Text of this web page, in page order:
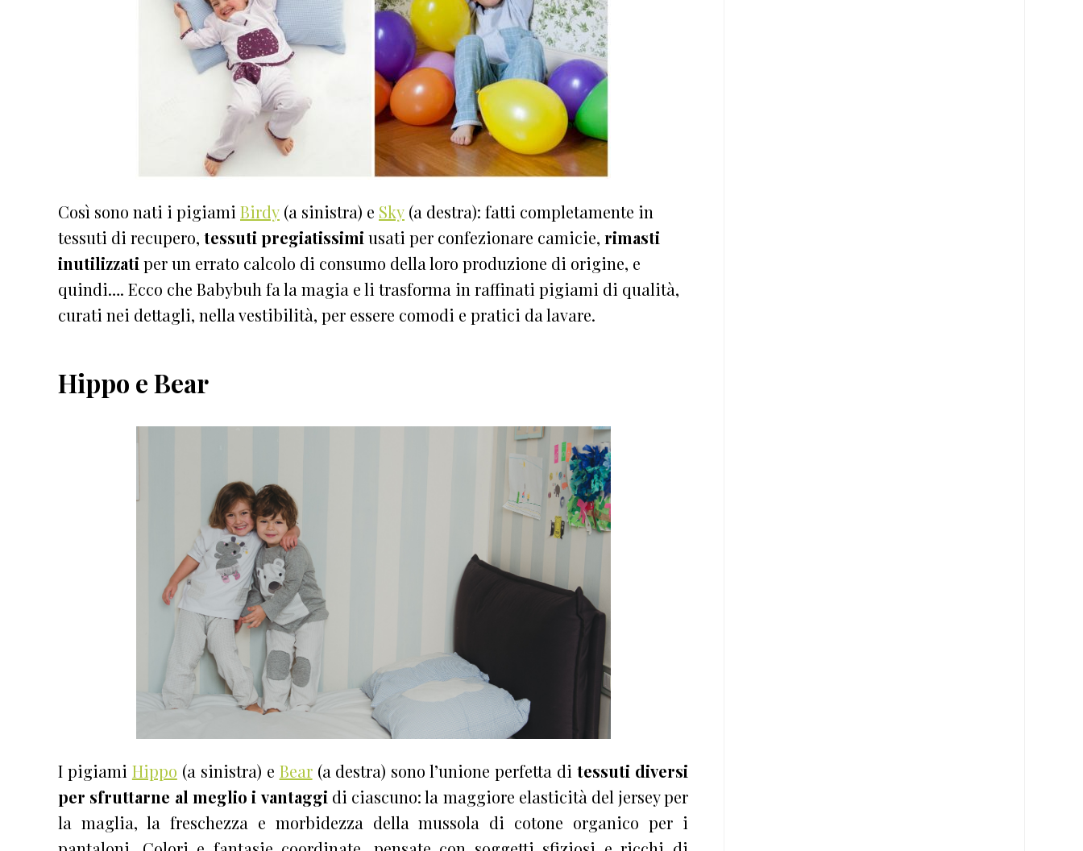
Così sono nati i pigiami Birdy (a sinistra) e Sky (a destra): fatti completamente in
tessuti di recupero, tessuti pregiatissimi usati per confezionare camicie, rimasti
inutilizzati per un errato calcolo di consumo della loro produzione di origine, e
quindi…. Ecco che Babybuh fa la magia e li trasforma in raffinati pigiami di qualità,
curati nei dettagli, nella vestibilità, per essere comodi e pratici da lavare.
Hippo e Bear
I pigiami Hippo (a sinistra) e Bear(a destra) sono l’unione perfetta di tessuti diversi
per sfruttarne al meglio i vantaggi di ciascuno: la maggiore elasticità del jersey per
la maglia, la freschezza e morbidezza della mussola di cotone organico per i